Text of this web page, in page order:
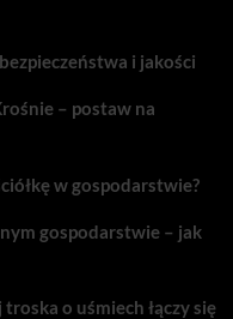
i jakości
– postaw na
w gospodarstwie?
gospodarstwie – jak
o uśmiech łączy się